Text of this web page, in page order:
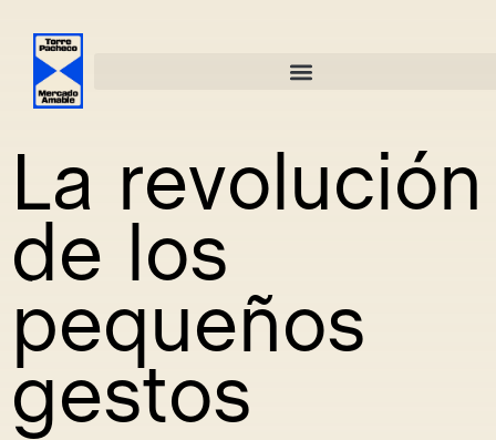
La revolución
de los
pequeños
gestos